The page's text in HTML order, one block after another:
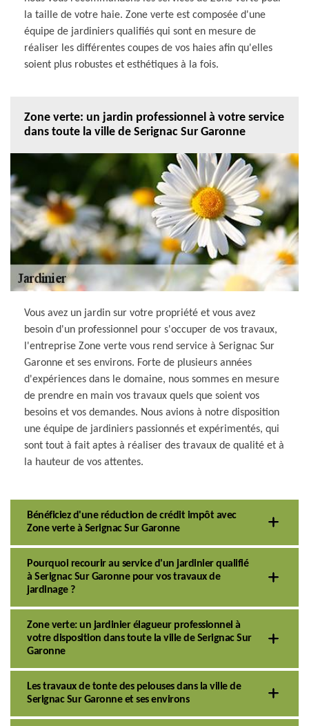
la taille de votre haie. Zone verte est composée d'une
équipe de jardiniers qualifiés qui sont en mesure de
réaliser les différentes coupes de vos haies afin qu'elles
soient plus robustes et esthétiques à la fois.
Zone verte: un jardin professionnel à votre service
dans toute la ville de Serignac Sur Garonne
Vous avez un jardin sur votre propriété et vous avez
besoin d'un professionnel pour s'occuper de vos travaux,
l'entreprise Zone verte vous rend service à Serignac Sur
Garonne et ses environs. Forte de plusieurs années
d'expériences dans le domaine, nous sommes en mesure
de prendre en main vos travaux quels que soient vos
besoins et vos demandes. Nous avions à notre disposition
une équipe de jardiniers passionnés et expérimentés, qui
sont tout à fait aptes à réaliser des travaux de qualité et à
la hauteur de vos attentes.
Bénéficiez d'une réduction de crédit impôt avec
Zone verte à Serignac Sur Garonne
Pourquoi recourir au service d'un jardinier qualifié
à Serignac Sur Garonne pour vos travaux de
jardinage ?
Zone verte: un jardinier élagueur professionnel à
votre disposition dans toute la ville de Serignac Sur
Garonne
Les travaux de tonte des pelouses dans la ville de
Serignac Sur Garonne et ses environs